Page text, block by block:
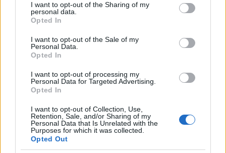
not limited to your visit or usage behaviour. You may click to
grant or deny consent to Google and its third-party tags to
use your data for below specified purposes in below Google
consent section.
I want to opt-out of the Sharing of my
personal data.
Opted In
I want to opt-out of the Sale of my
Personal Data.
Opted In
I want to opt-out of processing my
Personal Data for Targeted Advertising.
Opted In
I want to opt-out of Collection, Use,
Retention, Sale, and/or Sharing of my
Personal Data that Is Unrelated with the
Purposes for which it was collected.
Opted Out
A borsikafű, a cunila és a kakukkfű ugyanaz
Pliniusnál [Caius Plinius Secundus] és
aromás, erős illatú gyógynövény, a mi nyelvünkön
[német] Stureynek, Garten vagy Zwibel Hysopnak
nevezzük. És ez a kakukkfű egyik fajtája, ahogy
Columella [Lucius Junius Moderatus Columella]
mondja: a borsikafű illata hasonlít a kakukkfűére.
Azonban más szerzőknél a kakukkfű némileg eltér
a borsikafűtől. Ezt Quintus Serenus [Quintus
Serenus Sammonicus] is megjegyezte, hogy a
borsikafű a kakukkfűnek a fajtája. A borsikafű
állítólag a szatírokról [satyrus] kapta a nevét, mivel